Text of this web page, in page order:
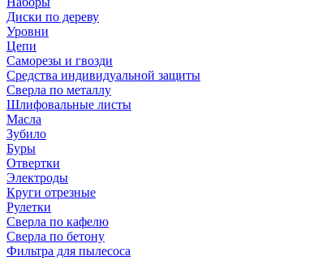
Диски по дереву
Уровни
Цепи
Саморезы и гвозди
Средства индивидуальной защиты
Сверла по металлу
Шлифовальные листы
Масла
Зубило
Буры
Отвертки
Электроды
Круги отрезные
Рулетки
Сверла по кафелю
Сверла по бетону
Фильтра для пылесоса